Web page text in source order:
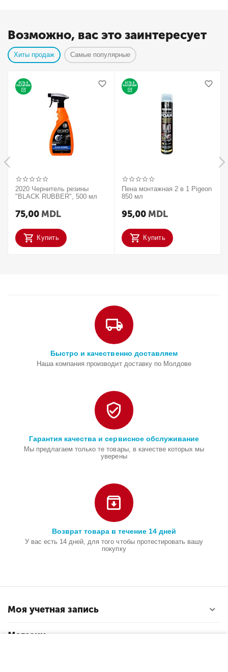
Возможно, вас это заинтересует
Хиты продаж Самые популярные
2020 Чернитель резины
"BLACK RUBBER", 500 мл
75,00 MDL
Купить
Пена монтажная 2 в 1 Pigeon
850 мл
95,00 MDL
Купить
Быстро и качественно доставляем
Наша компания производит доставку по Молдове
Гарантия качества и сервисное обслуживание
Мы предлагаем только те товары, в качестве которых мы
уверены
Возврат товара в течение 14 дней
У вас есть 14 дней, для того чтобы протестировать вашу
покупку
Моя учетная запись
Магазин